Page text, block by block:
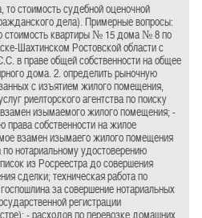
то стоимость судебной оценочной
дела). Примерные вопросы:
стоимость квартиры № 15 дома № 8 по
Шахтинском Ростовской области с
в праве общей собственности на общее
дома. 2. определить рыночную
с изъятием жилого помещения,
риелторского агентства по поиску
изымаемого жилого помещения; -
собственности на жилое
взамен изымаего жилого помещения
по нотариальному удостоверению
из Росреестра до совершения
сделки; техническая работа по
за совершение нотариальных
регистрации
- расходов по перевозке домашних